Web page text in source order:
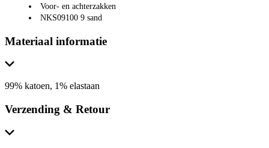
Voor- en achterzakken
NKS09100 9 sand
Materiaal informatie
99% katoen, 1% elastaan
Verzending & Retour